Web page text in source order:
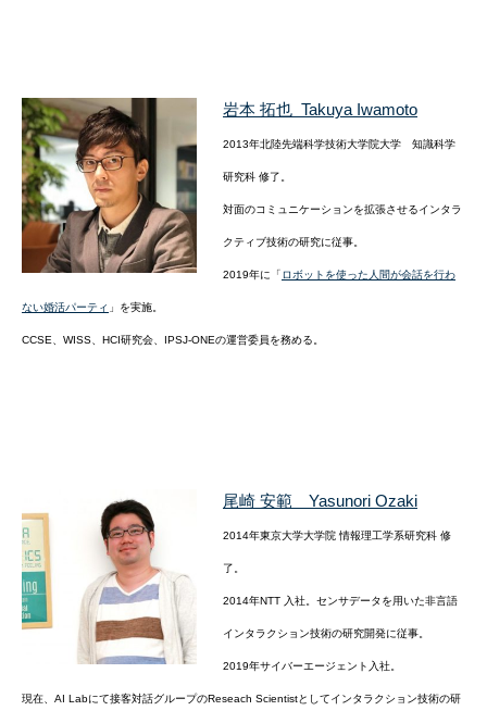
岩本 拓也 Takuya Iwamoto
2013年北陸先端科学技術大学院大学 知識科学
研究科 修了。
対面のコミュニケーションを拡張させるインタラ
クティブ技術の研究に従事。
2019年に「ロボットを使った人間が会話を行わ
ない婚活パーティ 」を実施。
CCSE、WISS、HCI研究会、IPSJ-ONEの運営委員を務める。
尾崎 安範 Yasunori Ozaki
2014年東京大学大学院 情報理工学系研究科 修
了。
2014年NTT 入社。センサデータを用いた非言語
インタラクション技術の研究開発に従事。
2019年サイバーエージェント入社。
現在、AI Labにて接客対話グループのReseach Scientistとしてインタラクション技術の研